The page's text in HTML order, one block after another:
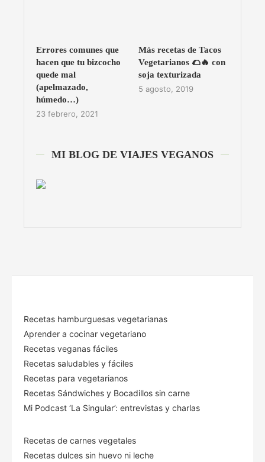
Errores comunes que
hacen que tu bizcocho
quede mal
(apelmazado,
húmedo…)
23 febrero, 2021
Más recetas de Tacos
Vegetarianos 🌮🔥 con
soja texturizada
5 agosto, 2019
MI BLOG DE VIAJES VEGANOS
Recetas hamburguesas vegetarianas
Aprender a cocinar vegetariano
Recetas veganas fáciles
Recetas saludables y fáciles
Recetas para vegetarianos
Recetas Sándwiches y Bocadillos sin carne
Mi Podcast ‘La Singular’: entrevistas y charlas
Recetas de carnes vegetales
Recetas dulces sin huevo ni leche